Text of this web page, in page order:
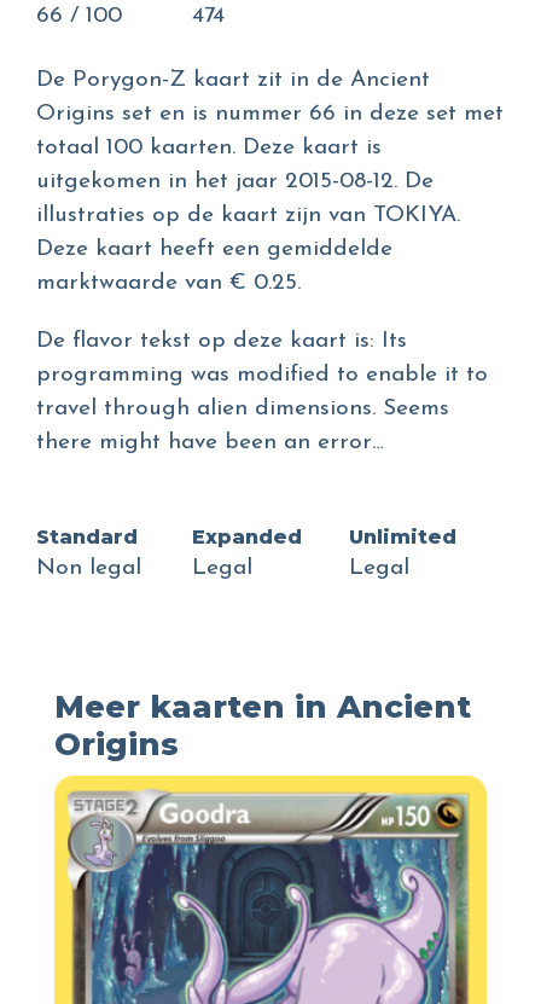
66 / 100
474
De Porygon-Z kaart zit in de Ancient
Origins set en is nummer 66 in deze set met
totaal 100 kaarten. Deze kaart is
uitgekomen in het jaar 2015-08-12. De
illustraties op de kaart zijn van TOKIYA.
Deze kaart heeft een gemiddelde
marktwaarde van € 0.25.
De flavor tekst op deze kaart is: Its
programming was modified to enable it to
travel through alien dimensions. Seems
there might have been an error…
Standard
Non legal
Expanded
Legal
Unlimited
Legal
Meer kaarten in Ancient
Origins